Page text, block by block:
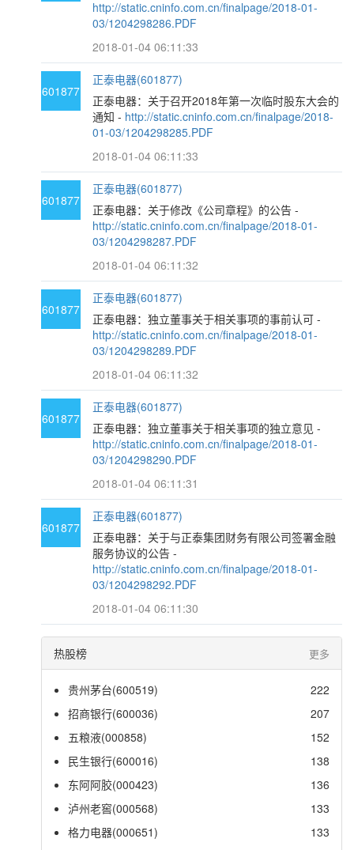
http://static.cninfo.com.cn/finalpage/2018-01-
03/1204298286.PDF
2018-01-04 06:11:33
601877
正泰电器(601877)
正泰电器：关于召开2018年第一次临时股东大会的
通知 - http://static.cninfo.com.cn/finalpage/2018-
01-03/1204298285.PDF
2018-01-04 06:11:33
601877
正泰电器(601877)
正泰电器：关于修改《公司章程》的公告 -
http://static.cninfo.com.cn/finalpage/2018-01-
03/1204298287.PDF
2018-01-04 06:11:32
601877
正泰电器(601877)
正泰电器：独立董事关于相关事项的事前认可 -
http://static.cninfo.com.cn/finalpage/2018-01-
03/1204298289.PDF
2018-01-04 06:11:32
601877
正泰电器(601877)
正泰电器：独立董事关于相关事项的独立意见 -
http://static.cninfo.com.cn/finalpage/2018-01-
03/1204298290.PDF
2018-01-04 06:11:31
601877
正泰电器(601877)
正泰电器：关于与正泰集团财务有限公司签署金融
服务协议的公告 -
http://static.cninfo.com.cn/finalpage/2018-01-
03/1204298292.PDF
2018-01-04 06:11:30
热股榜 更多
贵州茅台(600519)
222
招商银行(600036)
207
五粮液(000858)
152
民生银行(600016)
138
东阿阿胶(000423)
136
泸州老窖(000568)
133
格力电器(000651)
133